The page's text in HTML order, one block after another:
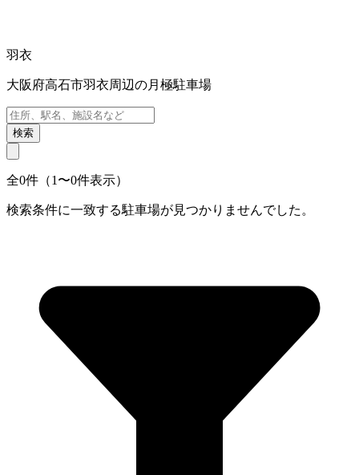
羽衣
大阪府高石市羽衣周辺の月極駐車場
検索
全0件（1〜0件表示）
検索条件に一致する駐車場が見つかりませんでした。